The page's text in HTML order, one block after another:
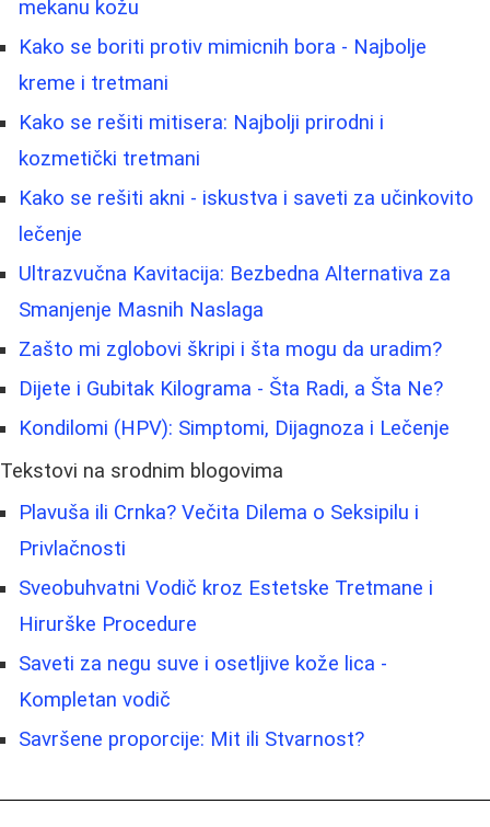
mekanu kožu
Kako se boriti protiv mimicnih bora - Najbolje
kreme i tretmani
Kako se rešiti mitisera: Najbolji prirodni i
kozmetički tretmani
Kako se rešiti akni - iskustva i saveti za učinkovito
lečenje
Ultrazvučna Kavitacija: Bezbedna Alternativa za
Smanjenje Masnih Naslaga
Zašto mi zglobovi škripi i šta mogu da uradim?
Dijete i Gubitak Kilograma - Šta Radi, a Šta Ne?
Kondilomi (HPV): Simptomi, Dijagnoza i Lečenje
Tekstovi na srodnim blogovima
Plavuša ili Crnka? Večita Dilema o Seksipilu i
Privlačnosti
Sveobuhvatni Vodič kroz Estetske Tretmane i
Hirurške Procedure
Saveti za negu suve i osetljive kože lica -
Kompletan vodič
Savršene proporcije: Mit ili Stvarnost?